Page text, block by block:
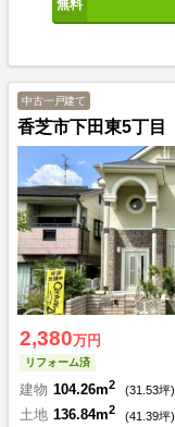
中古一戸建て
香芝市下田東5丁目
2,380万円
リフォーム済
建物 104.26m2 (31.53坪)
土地 136.84m2 (41.39坪)